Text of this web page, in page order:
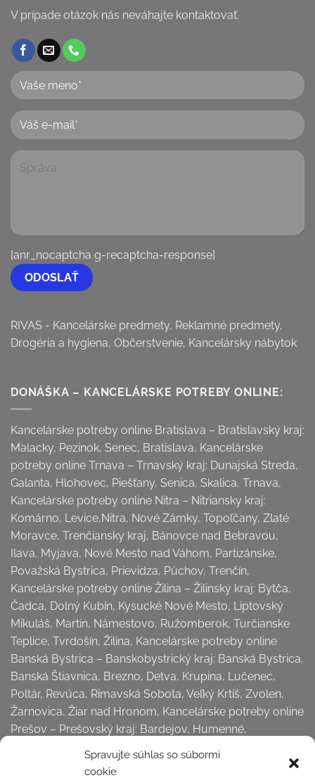
Spravujte súhlas so súbormi
cookie
V prípade otázok nás neváhajte kontaktovať.
[anr_nocaptcha g-recaptcha-response]
RIVAS - Kancelárske predmety, Reklamné predmety,
Drogéria a hygiena, Občerstvenie, Kancelársky nábytok
DONÁŠKA – KANCELÁRSKE POTREBY ONLINE:
Kancelárske potreby online Bratislava – Bratislavský kraj:
Malacky, Pezinok, Senec, Bratislava, Kancelárske
potreby online Trnava – Trnavský kraj: Dunajská Streda,
Galanta, Hlohovec, Piešťany, Senica, Skalica, Trnava,
Kancelárske potreby online Nitra – Nitriansky kraj:
Komárno, Levice,Nitra, Nové Zámky, Topoľčany, Zlaté
Moravce, Trenčiansky kraj, Bánovce nad Bebravou,
Ilava, Myjava, Nové Mesto nad Váhom, Partizánske,
Považská Bystrica, Prievidza, Púchov, Trenčín,
Kancelárske potreby online Žilina – Žilinský kraj: Bytča,
Čadca, Dolný Kubín, Kysucké Nové Mesto, Liptovský
Mikuláš, Martin, Námestovo, Ružomberok, Turčianske
Teplice, Tvrdošín, Žilina, Kancelárske potreby online
Banská Bystrica – Banskobystrický kraj: Banská Bystrica,
Banská Štiavnica, Brezno, Detva, Krupina, Lučenec,
Poltár, Revúca, Rimavská Sobota, Veľký Krtíš, Zvolen,
Žarnovica, Žiar nad Hronom, Kancelárske potreby online
Prešov – Prešovský kraj: Bardejov, Humenné,
Medzilaborce, Poprad, Prešov, Sabinov, Snina, Stará